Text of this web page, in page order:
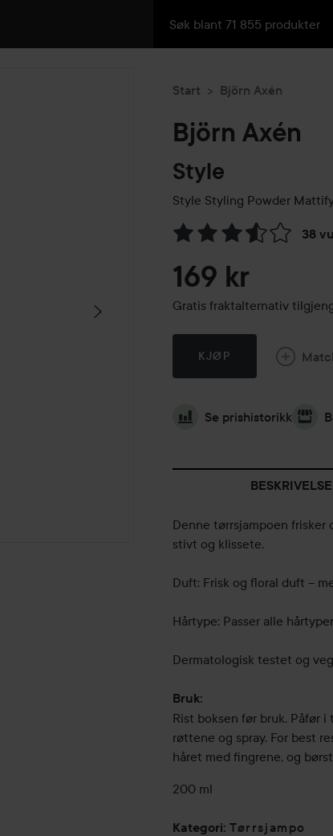
Start Björn Axén
Björn Axén
Style
Style Styling Powder
38
Gå til Vurderinger &
169 kr
Gratis fraktalternativ
KJØP
Se prishistorikk
BESKRIVELSE
Denne tørrsjampoen
stivt og klissete.
Duft: Frisk og floral duft –
Hårtype: Passer alle
Dermatologisk testet og
Bruk:
Rist boksen før bruk. Påfør i
røttene og spray. For best
håret med fingrene, og
200 ml
Kategori: Tørrsjampo